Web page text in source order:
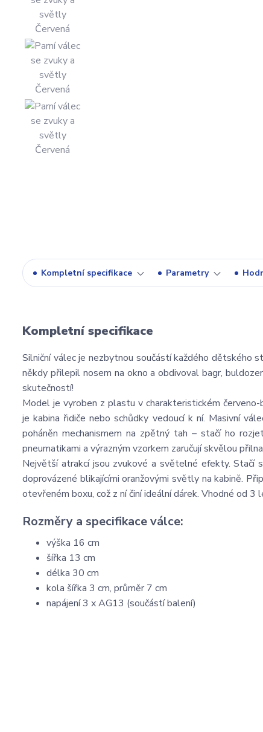
Kompletní specifikace Parametry
Kompletní specifikace
Silniční válec je nezbytnou součástí každého dětského
někdy přilepil nosem na okno a obdivoval bagr,
skutečností!
Model je vyroben z plastu v charakteristickém
je kabina řidiče nebo schůdky vedoucí k ní. Masivní
poháněn mechanismem na zpětný tah – stačí ho
pneumatikami a výrazným vzorkem zaručují skvělou
Největší atrakcí jsou zvukové a světelné efekty.
doprovázené blikajícími oranžovými světly na kabině.
otevřeném boxu, což z ní činí ideální dárek. Vhodné od 3
Rozměry a specifikace válce:
výška 16 cm
šířka 13 cm
délka 30 cm
kola šířka 3 cm, průměr 7 cm
napájení 3 x AG13 (součástí balení)